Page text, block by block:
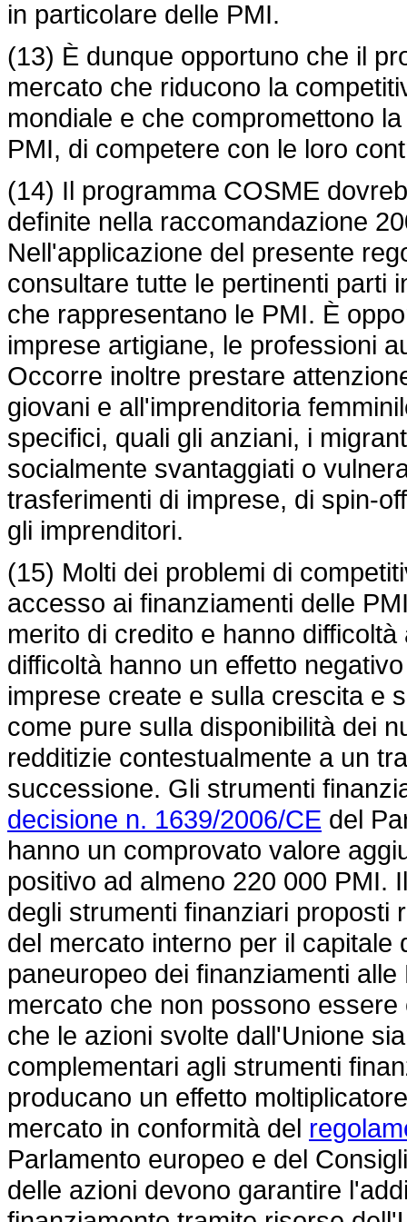
in particolare delle PMI.
(13) È dunque opportuno che il
mercato che riducono la
mondiale e che compromettono
PMI, di competere con le loro
(14) Il programma COSME
definite nella raccomandazione
Nell'applicazione del presente
consultare tutte le pertinenti parti
che rappresentano le PMI. È
imprese artigiane, le professioni
Occorre inoltre prestare
giovani e all'imprenditoria
specifici, quali gli anziani, i
socialmente svantaggiati o
trasferimenti di imprese, di spin-
gli imprenditori.
(15) Molti dei problemi di
accesso ai finanziamenti delle
merito di credito e hanno
difficoltà hanno un effetto
imprese create e sulla crescita e
come pure sulla disponibilità dei
redditizie contestualmente a un
successione. Gli strumenti
decisione n. 1639/2006/CE del
hanno un comprovato valore
positivo ad almeno 220 000 PMI.
degli strumenti finanziari proposti
del mercato interno per il
paneuropeo dei finanziamenti
mercato che non possono
che le azioni svolte dall'Unione
complementari agli strumenti
producano un effetto
mercato in conformità del
Parlamento europeo e del
delle azioni devono garantire